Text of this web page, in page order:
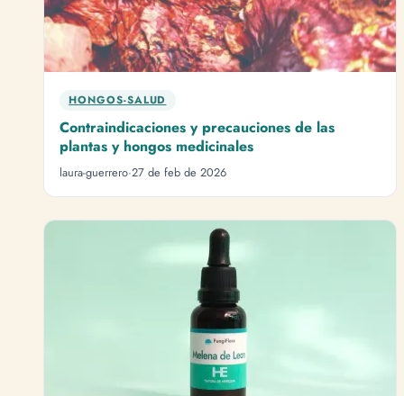
HONGOS-SALUD
Contraindicaciones y precauciones de las
plantas y hongos medicinales
laura-guerrero·27 de feb de 2026